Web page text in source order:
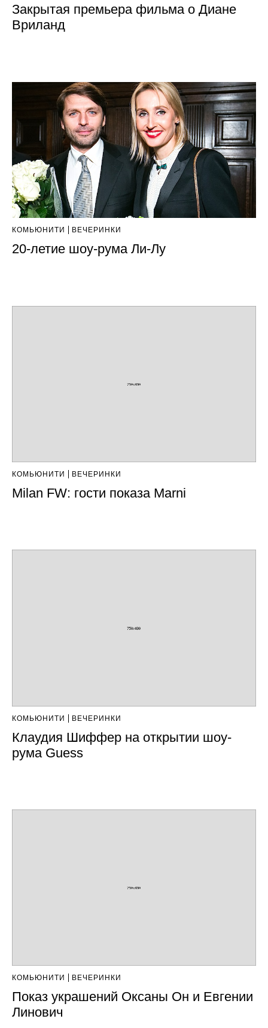
Закрытая премьера фильма о Диане
Вриланд
КОМЬЮНИТИ ВЕЧЕРИНКИ
20-летие шоу-рума Ли-Лу
КОМЬЮНИТИ ВЕЧЕРИНКИ
Milan FW: гости показа Marni
КОМЬЮНИТИ ВЕЧЕРИНКИ
Клаудия Шиффер на открытии шоу-
рума Guess
КОМЬЮНИТИ ВЕЧЕРИНКИ
Показ украшений Оксаны Он и Евгении
Линович